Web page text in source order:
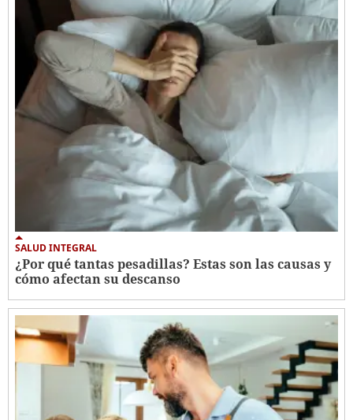
SALUD INTEGRAL
¿Por qué tantas pesadillas? Estas son las causas y
cómo afectan su descanso